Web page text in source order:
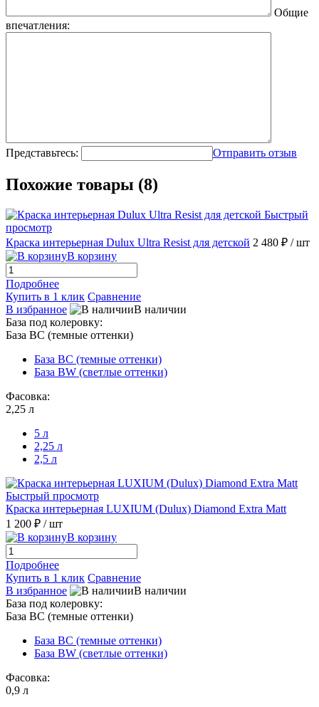
Общие
впечатления:
Представьтесь: Отправить отзыв
Похожие товары (8)
Быстрый
просмотр
Краска интерьерная Dulux Ultra Resist для детской 2 480 ₽ / шт
В корзину
Подробнее
Купить в 1 клик Сравнение
В избранное
В наличии
База под колеровку:
База BС (темные оттенки)
База BС (темные оттенки)
База BW (светлые оттенки)
Фасовка:
2,25 л
5 л
2,25 л
2,5 л
Быстрый просмотр
Краска интерьерная LUXIUM (Dulux) Diamond Extra Matt
1 200 ₽ / шт
В корзину
Подробнее
Купить в 1 клик Сравнение
В избранное
В наличии
База под колеровку:
База BС (темные оттенки)
База BС (темные оттенки)
База BW (светлые оттенки)
Фасовка:
0,9 л